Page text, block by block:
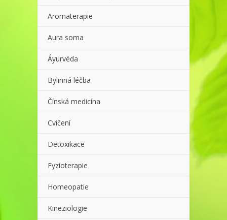
Aromaterapie
Aura soma
Áyurvéda
Bylinná léčba
Čínská medicína
Cvičení
Detoxikace
Fyzioterapie
Homeopatie
Kineziologie